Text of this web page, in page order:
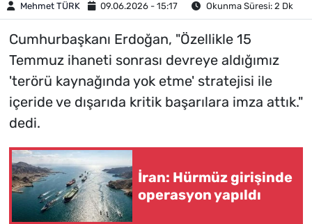
Mehmet TÜRK 09.06.2026 - 15:17 Okunma Süresi: 2 Dk
Cumhurbaşkanı Erdoğan, "Özellikle 15
Temmuz ihaneti sonrası devreye aldığımız
'terörü kaynağında yok etme' stratejisi ile
içeride ve dışarıda kritik başarılara imza attık."
dedi.
İran: Hürmüz girişinde
operasyon yapıldı